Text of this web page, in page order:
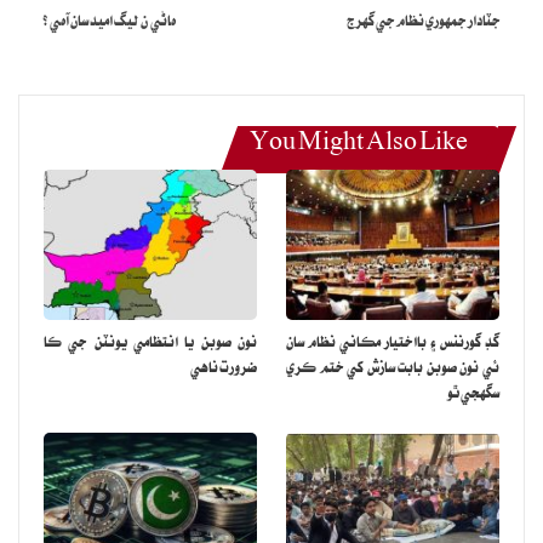
سگهي ٿو 2050 تائين يهودين جي آبادي 16 ملين ٿي وڃي. پر اها ٻي
اڳ 44 سيڪڙو يهودي نارٿ آمريڪا ۾ محيط هيا، جن مان نارٿ آمريڪا
۽ آفريڪا ۾ 41 سيڪڙو هيا، يورپ جي ملڪن ۾ انهن يهودين جي آبادي
10 سيڪڙو مس هئي، ليٽن آمريڪا ۽ ڪيريبين سمنڊ جي پٽي ۾ اهي
يهودي 3 سيڪڙو مس هيا، پر 2000ع تائين فلسطين ۽ وچ اوڀر (عربن جي
ملڪن ۾) 37 سيڪڙو هيا وري نارٿ آمريڪا ۾ 40 سيڪڙو کان مٿي
هيا، ۽ هڪ اندازي موجب اهي يهودي 2050 تائين يورپ ۾ يهودين جي
آباديءَ جو ريشو 8 سيڪڙو مس وڃي بيهندو.هنن جو سڄو زور وري رڳو
فلسطينن تي ان ڪري به آهي ته فسلطيني مسلمانن سان يهودين جو وڙهڻ
ڪمزور ۽ بي يارو مددگار فلسطينين جي پاسي پنهنجا عرب ملڪ به ناهن
بيٺا، ان ڪري ان سان وڙهي هي يهودي هٽلر وارا بدلا هنن فلسطيني
جٽادار جمھوري نظام جي گھرج ھاڻي ن ليگ اميد سان آھي ؟
You Might Also Like
گڊ گورننس ۽ بااختيار مڪاني نظام سان
ئي نون صوبن بابت سازش کي ختم ڪري
سگهجي ٿو
نون صوبن يا انتظامي يونٽن جي ڪا
ضرورت ناهي